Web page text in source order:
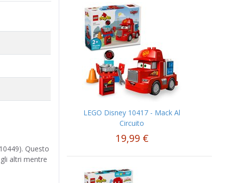
Questo
altri mentre
LEGO Disney 10417 - Mack Al
Circuito
19,99 €